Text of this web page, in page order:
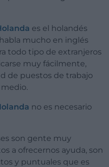
es el holandés
mucho en inglés
todo tipo de extranjeros
muy fácilmente,
de puestos de trabajo
no es necesario
a ofrecernos ayuda, son
y puntuales que es